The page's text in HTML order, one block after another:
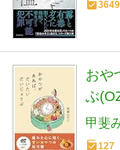
3649
おや
ぶ
甲斐
127